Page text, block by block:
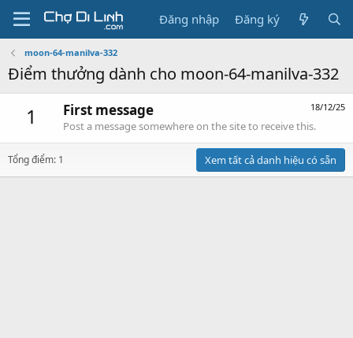
Đăng nhập Đăng ký
moon-64-manilva-332
Điểm thưởng dành cho moon-64-manilva-332
1 18/12/25
First message
Post a message somewhere on the site to receive this.
Tổng điểm: 1 Xem tất cả danh hiệu có sẵn